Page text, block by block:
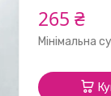
265 ₴
Мінімальна